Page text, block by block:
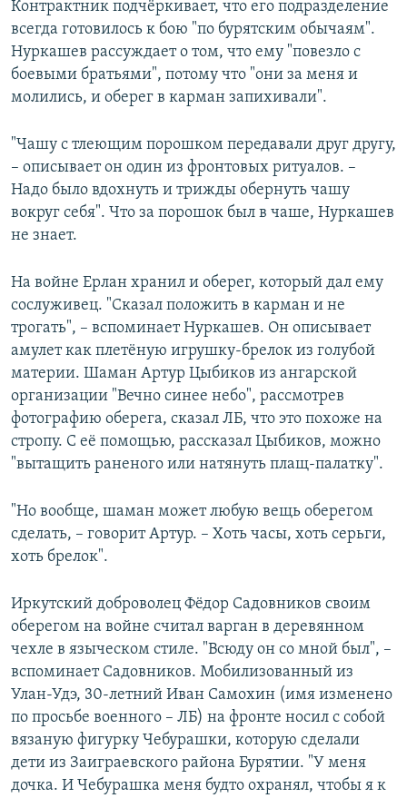
Контрактник подчёркивает, что его подразделение
всегда готовилось к бою "по бурятским обычаям".
Нуркашев рассуждает о том, что ему "повезло с
боевыми братьями", потому что "они за меня и
молились, и оберег в карман запихивали".
"Чашу с тлеющим порошком передавали друг другу,
– описывает он один из фронтовых ритуалов. –
Надо было вдохнуть и трижды обернуть чашу
вокруг себя". Что за порошок был в чаше, Нуркашев
не знает.
На войне Ерлан хранил и оберег, который дал ему
сослуживец. "Сказал положить в карман и не
трогать", – вспоминает Нуркашев. Он описывает
амулет как плетёную игрушку-брелок из голубой
материи. Шаман Артур Цыбиков из ангарской
организации "Вечно синее небо", рассмотрев
фотографию оберега, сказал ЛБ, что это похоже на
стропу. С её помощью, рассказал Цыбиков, можно
"вытащить раненого или натянуть плащ-палатку".
"Но вообще, шаман может любую вещь оберегом
сделать, – говорит Артур. – Хоть часы, хоть серьги,
хоть брелок".
Иркутский доброволец Фёдор Садовников своим
оберегом на войне считал варган в деревянном
чехле в языческом стиле. "Всюду он со мной был", –
вспоминает Садовников. Мобилизованный из
Улан-Удэ, 30-летний Иван Самохин (имя изменено
по просьбе военного – ЛБ) на фронте носил с собой
вязаную фигурку Чебурашки, которую сделали
дети из Заиграевского района Бурятии. "У меня
дочка. И Чебурашка меня будто охранял, чтобы я к